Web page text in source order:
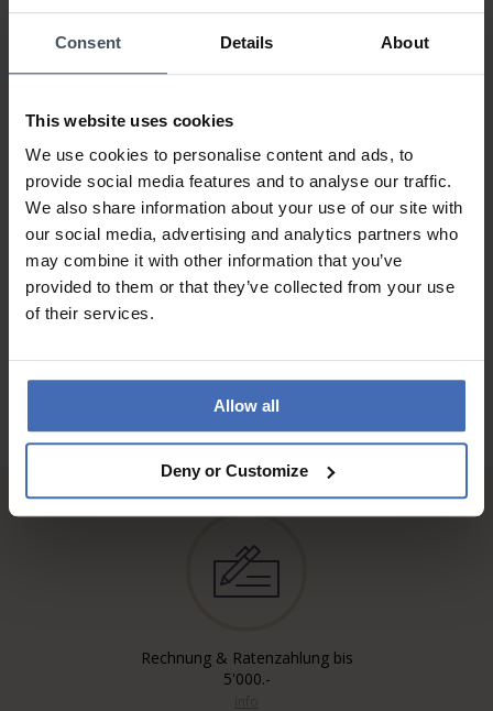
Consent Details About
This website uses cookies
We use cookies to personalise content and ads, to
provide social media features and to analyse our traffic.
We also share information about your use of our site with
our social media, advertising and analytics partners who
may combine it with other information that you’ve
provided to them or that they’ve collected from your use
of their services.
Allow all
Deny or Customize
Sehr gut
DESIGN
QUALITÄT
Sehr gut
ZU DEN BEWERTUNGEN
Rechnung & Ratenzahlung bis
5'000.-